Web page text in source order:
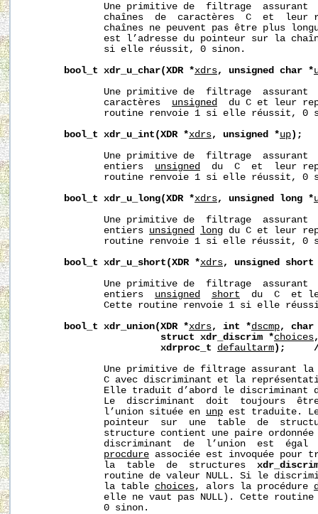
Une primitive de  filtrage  assurant
chaînes  de  caractères  C  et  leur
chaînes ne peuvent pas être plus
est l’adresse du pointeur sur la
              si elle réussit, 0 sinon.
bool_t xdr_u_char(XDR *xdrs, unsigned char *
Une primitive de  filtrage  assurant
              caractères
unsigned
du C et leur
routine renvoie 1 si elle réussit, 0
bool_t xdr_u_int(XDR *xdrs, unsigned *up );
Une primitive de  filtrage  assurant
              entiers
unsigned
du  C  et  leur
routine renvoie 1 si elle réussit, 0
bool_t xdr_u_long(XDR *xdrs, unsigned long *
Une primitive de  filtrage  assurant
              entiers
unsigned long du C et leur
routine renvoie 1 si elle réussit, 0
bool_t xdr_u_short(XDR *xdrs, unsigned
short
Une primitive de  filtrage  assurant
              entiers
unsigned short
du  C  et
Cette routine renvoie 1 si elle
bool_t xdr_union(XDR *xdrs, int *dscmp,
char
struct xdr_discrim *choices
xdrproc_t
defaultarm );
Une primitive de filtrage assurant
C avec discriminant et la
Elle traduit d’abord le discriminant
Le  discriminant  doit  toujours
              l’union située en
unp est traduite.
pointeur  sur  une  table  de
structure contient une paire ordonnée
discriminant  de  l’union  est
procdure associée est invoquée pour
              la  table  de  structures
routine de valeur NULL. Si le
              la table
choices, alors la procédure
elle ne vaut pas NULL). Cette
              0 sinon.